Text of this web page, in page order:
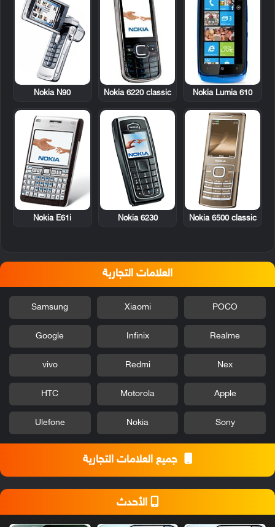
Nokia Lumia 610
Nokia 6220 classic
Nokia N90
Nokia 6500 classic
Nokia 6230
Nokia E61i
العلامات التجارية
POCO
Xiaomi
Samsung
Realme
Infinix
Google
Nex
Redmi
vivo
Apple
Motorola
HTC
Sony
Nokia
Ulefone
جميع العلامات التجارية
الأحدث